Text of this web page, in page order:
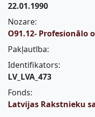
22.01.1990
Nozare:
O91.12- Profesionālo
Pakļautība:
Identifikators:
LV_LVA_473
Fonds:
Latvijas Rakstnieku